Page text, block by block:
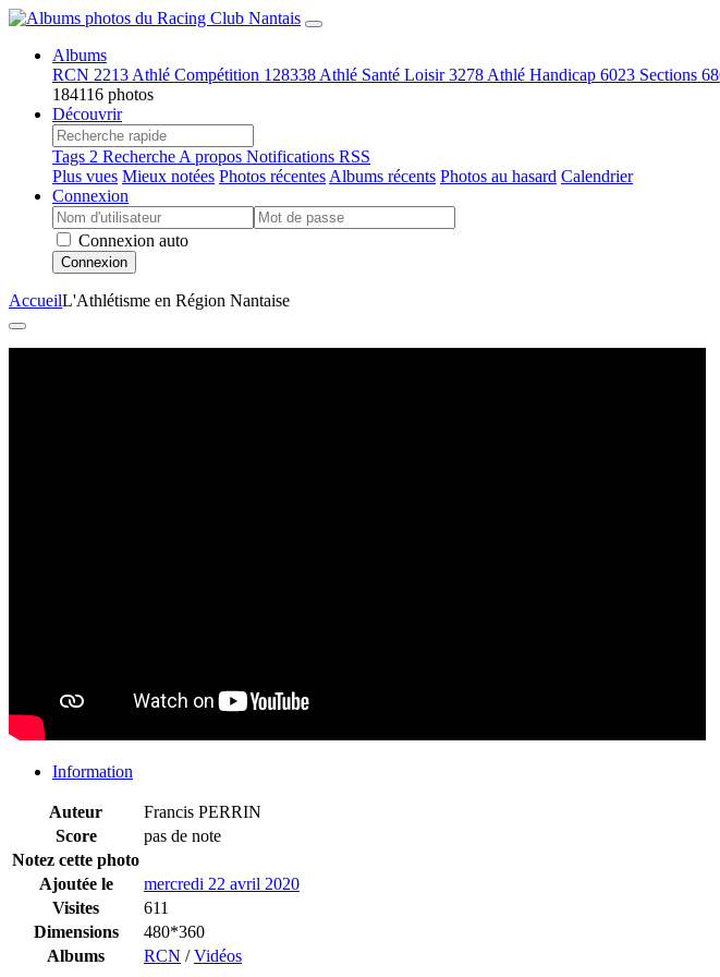
Albums
RCN 2213 Athlé Compétition 128338 Athlé Santé Loisir3278 Athlé Handicap 6023 Sections
184116 photos
Découvrir
Tags 2 Recherche A propos Notifications RSS
Plus vues Mieux notées Photos récentes Albums récents Photos au hasard Calendrier
Connexion
Connexion auto
Connexion
AccueilL'Athlétisme en Région Nantaise
Information
Auteur
Francis PERRIN
Score
pas de note
Notez cette photo
Ajoutée le
mercredi 22 avril 2020
Visites
611
Dimensions
480*360
Albums
RCN /Vidéos